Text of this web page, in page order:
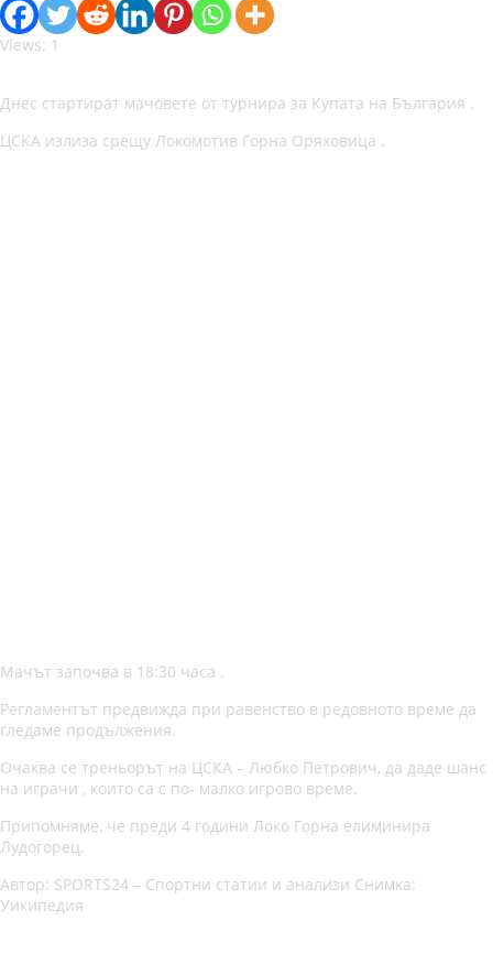
Views: 1
Днес стартират мачовете от турнира за Купата на България .
ЦСКА излиза срещу Локомотив Горна Оряховица .
Мачът започва в 18:30 часа .
Регламентът предвижда при равенство в редовното време да
гледаме продължения.
Очаква се треньорът на ЦСКА – Любко Петрович, да даде шанс
на играчи , които са с по- малко игрово време.
Припомняме, че преди 4 години Локо Горна елиминира
Лудогорец.
Автор: SPORTS24 – Спортни статии и анализи Снимка:
Уикипедия